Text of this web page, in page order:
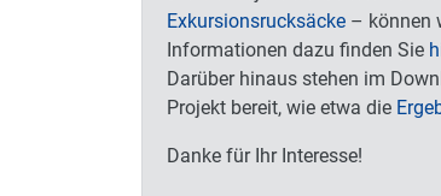
Exkursionsrucksäcke – können
Informationen dazu finden Sie
Darüber hinaus stehen im
Projekt bereit, wie etwa die
Danke für Ihr Interesse!